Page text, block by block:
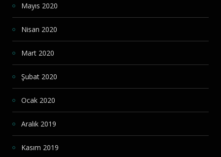
Mayıs 2020
Nisan 2020
Mart 2020
Şubat 2020
Ocak 2020
Aralık 2019
Kasım 2019